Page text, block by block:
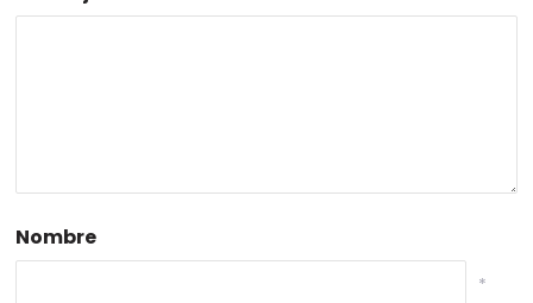
Nombre
*